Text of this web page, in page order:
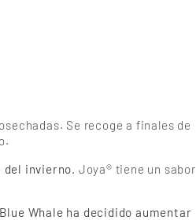
Se recoge a finales de
invierno. Joya® tiene un sabor
Whale ha decidido aumentar